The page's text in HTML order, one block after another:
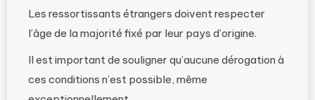
Les ressortissants étrangers doivent respecter
l’âge de la majorité fixé par leur pays d’origine.
Il est important de souligner qu’aucune dérogation à
ces conditions n’est possible, même